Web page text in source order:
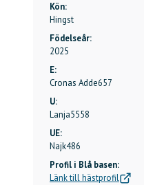
Kön:
Hingst
Födelseår:
2025
E:
Cronas Adde657
U:
Lanja5558
UE:
Najk486
Profil i Blå basen:
Länk till hästprofil